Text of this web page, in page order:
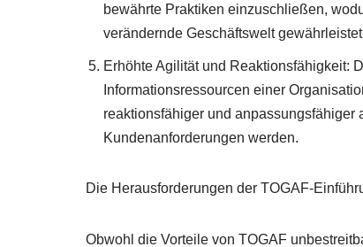
bewährte Praktiken einzuschließen,
verändernde Geschäftswelt
Erhöhte Agilität und Reaktionsfähigkeit:
Informationsressourcen einer
reaktionsfähiger und
Kundenanforderungen werden.
Die Herausforderungen der TOGAF-
Obwohl die Vorteile von TOGAF